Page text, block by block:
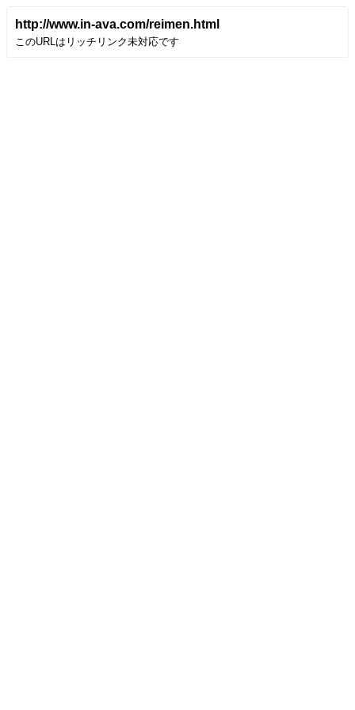
http://www.in-ava.com/reimen.html
このURLはリッチリンク未対応です